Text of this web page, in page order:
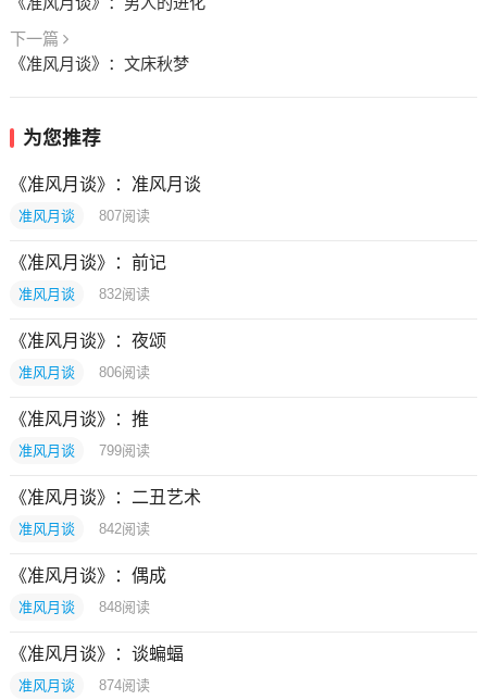
下一篇
《准风月谈》：文床秋梦
为您推荐
《准风月谈》：准风月谈
准风月谈 807阅读
《准风月谈》：前记
准风月谈 832阅读
《准风月谈》：夜颂
准风月谈 806阅读
《准风月谈》：推
准风月谈 799阅读
《准风月谈》：二丑艺术
准风月谈 842阅读
《准风月谈》：偶成
准风月谈 848阅读
《准风月谈》：谈蝙蝠
准风月谈 874阅读